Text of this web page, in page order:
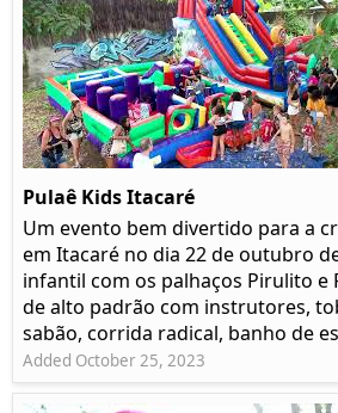
Pulaê Kids Itacaré
Um evento bem divertido para a
em Itacaré no dia 22 de outubro
infantil com os palhaços Pirulito e
de alto padrão com instrutores,
sabão, corrida radical, banho de
Added October 25, 2023